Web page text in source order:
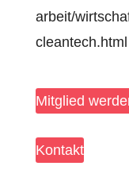
arbeit/
cleantech.html
Mitglied
Kontakt